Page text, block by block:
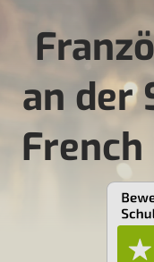
an der